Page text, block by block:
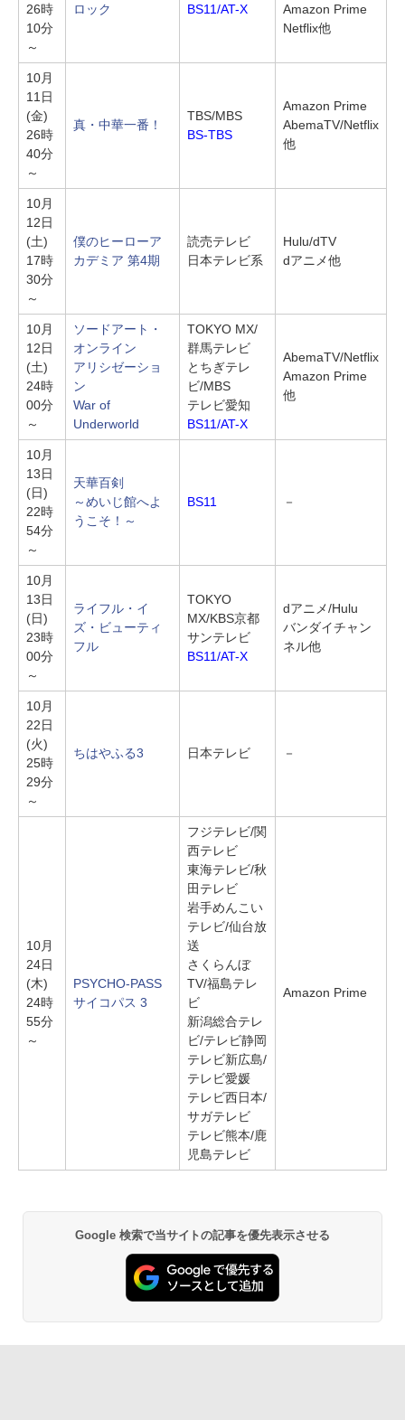
26時
10分
～
ロック
BS11/AT-X
Amazon Prime
Netflix他
10月
11日
(金)
26時
40分
～
真・中華一番！
TBS/MBS
BS-TBS
Amazon Prime
AbemaTV/Netflix
他
10月
12日
(土)
17時
30分
～
僕のヒーローア
カデミア 第4期
読売テレビ
日本テレビ系
Hulu/dTV
dアニメ他
10月
12日
(土)
24時
00分
～
ソードアート・
オンライン
アリシゼーショ
ン
War of
Underworld
TOKYO MX/
群馬テレビ
とちぎテレ
ビ/MBS
テレビ愛知
BS11/AT-X
AbemaTV/Netflix
Amazon Prime
他
10月
13日
(日)
22時
54分
～
天華百剣
～めいじ館へよ
うこそ！～
BS11 －
10月
13日
(日)
23時
00分
～
ライフル・イ
ズ・ビューティ
フル
TOKYO
MX/KBS京都
サンテレビ
BS11/AT-X
dアニメ/Hulu
バンダイチャン
ネル他
10月
22日
(火)
25時
29分
～
ちはやふる3 日本テレビ －
10月
24日
(木)
24時
55分
～
PSYCHO-PASS
サイコパス 3
フジテレビ/関
西テレビ
東海テレビ/秋
田テレビ
岩手めんこい
テレビ/仙台放
送
さくらんぼ
TV/福島テレ
ビ
新潟総合テレ
ビ/テレビ静岡
テレビ新広島/
テレビ愛媛
テレビ西日本/
サガテレビ
テレビ熊本/鹿
児島テレビ
Amazon Prime
Google 検索で当サイトの記事を優先表示させる